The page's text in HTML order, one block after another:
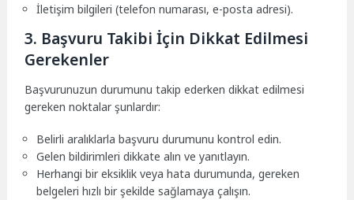
İletişim bilgileri (telefon numarası, e-posta adresi).
3. Başvuru Takibi İçin Dikkat Edilmesi
Gerekenler
Başvurunuzun durumunu takip ederken dikkat edilmesi
gereken noktalar şunlardır:
Belirli aralıklarla başvuru durumunu kontrol edin.
Gelen bildirimleri dikkate alın ve yanıtlayın.
Herhangi bir eksiklik veya hata durumunda, gereken
belgeleri hızlı bir şekilde sağlamaya çalışın.